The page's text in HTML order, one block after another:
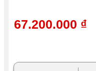
67.200.000 ₫